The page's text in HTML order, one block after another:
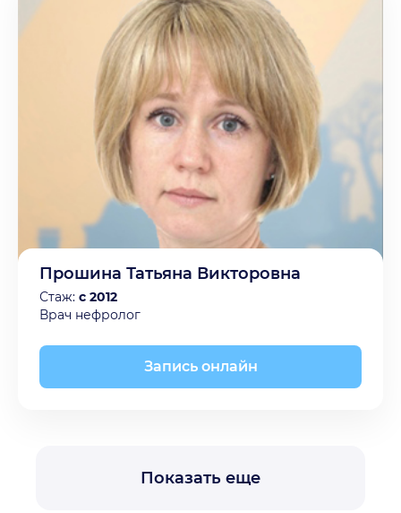
Прошина Татьяна Викторовна
Стаж: с 2012
Врач нефролог
Запись онлайн
Показать еще